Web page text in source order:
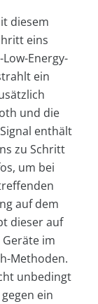
diesem
eins
Energy-
ein
und die
enthält
zu Schritt
um bei
auf dem
dieser auf
im
Methoden.
unbedingt
ein